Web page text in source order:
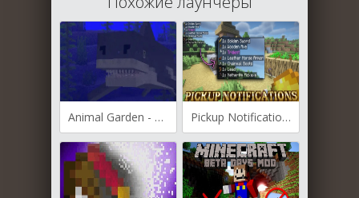
Animal Garden - Bull Shark для Майнкрафт [1.21.10, 1.21.9, 1.21.8] Pickup Notifications для Майнкрафт [1.21.5, 1.21.4, 1.21.3]